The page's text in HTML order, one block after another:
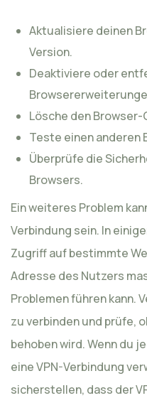
Aktualisiere deinen
Version.
Deaktiviere oder
Lösche den
Teste einen anderen
Überprüfe die
Browsers.
Ein weiteres Problem
Verbindung sein. In
Zugriff auf bestimmte
Adresse des Nutzers
Problemen führen kann.
zu verbinden und prüfe,
behoben wird. Wenn du
eine VPN-Verbindung
sicherstellen, dass der